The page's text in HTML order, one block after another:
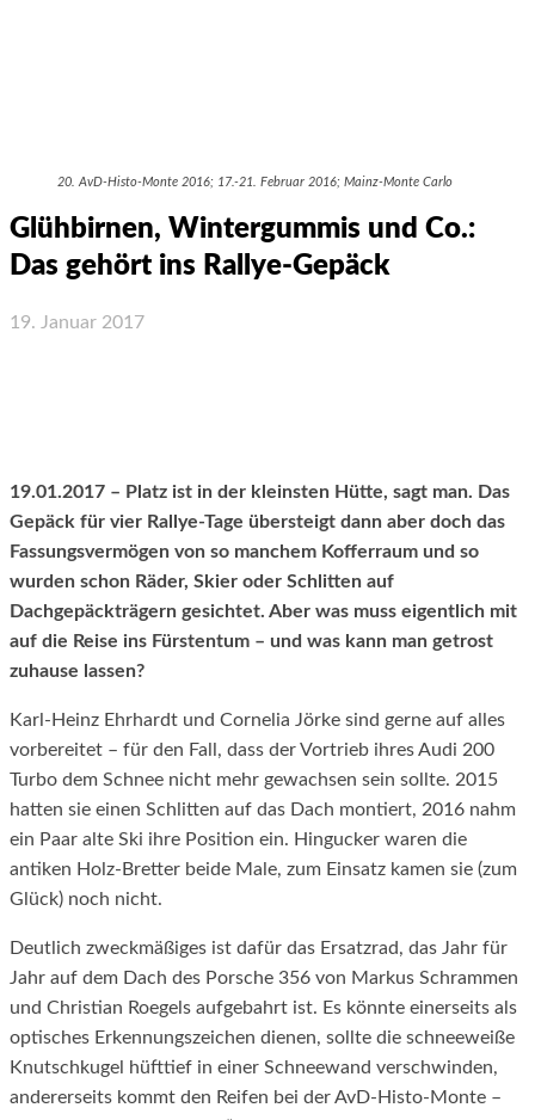
20. AvD-Histo-Monte 2016; 17.-21. Februar 2016; Mainz-Monte Carlo
Glühbirnen, Wintergummis und Co.:
Das gehört ins Rallye-Gepäck
19. Januar 2017
19.01.2017 – Platz ist in der kleinsten Hütte, sagt man. Das
Gepäck für vier Rallye-Tage übersteigt dann aber doch das
Fassungsvermögen von so manchem Kofferraum und so
wurden schon Räder, Skier oder Schlitten auf
Dachgepäckträgern gesichtet. Aber was muss eigentlich mit
auf die Reise ins Fürstentum – und was kann man getrost
zuhause lassen?
Karl-Heinz Ehrhardt und Cornelia Jörke sind gerne auf alles
vorbereitet – für den Fall, dass der Vortrieb ihres Audi 200
Turbo dem Schnee nicht mehr gewachsen sein sollte. 2015
hatten sie einen Schlitten auf das Dach montiert, 2016 nahm
ein Paar alte Ski ihre Position ein. Hingucker waren die
antiken Holz-Bretter beide Male, zum Einsatz kamen sie (zum
Glück) noch nicht.
Deutlich zweckmäßiges ist dafür das Ersatzrad, das Jahr für
Jahr auf dem Dach des Porsche 356 von Markus Schrammen
und Christian Roegels aufgebahrt ist. Es könnte einerseits als
optisches Erkennungszeichen dienen, sollte die schneeweiße
Knutschkugel hüfttief in einer Schneewand verschwinden,
andererseits kommt den Reifen bei der AvD-Histo-Monte –